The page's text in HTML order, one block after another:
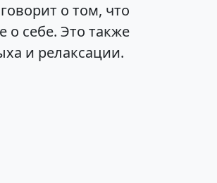
о том, что
о себе. Это также
и релаксации.